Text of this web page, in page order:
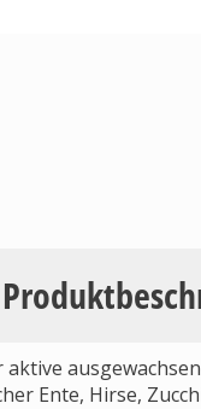
Ente, Hirse,